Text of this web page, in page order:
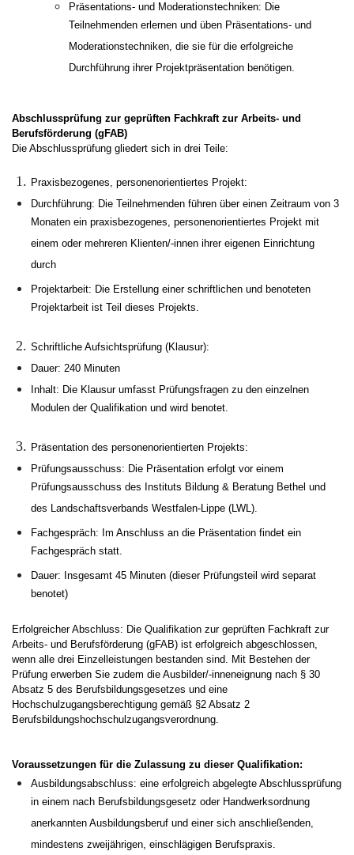
Präsentations- und Moderationstechniken: Die
Teilnehmenden erlernen und üben Präsentations- und
Moderationstechniken, die sie für die erfolgreiche
Durchführung ihrer Projektpräsentation benötigen.
Abschlussprüfung zur geprüften Fachkraft zur Arbeits- und
Berufsförderung (gFAB)
Die Abschlussprüfung gliedert sich in drei Teile:
Praxisbezogenes, personenorientiertes Projekt:
Durchführung: Die Teilnehmenden führen über einen Zeitraum von 3
Monaten ein praxisbezogenes, personenorientiertes Projekt mit
einem oder mehreren Klienten/-innen ihrer eigenen Einrichtung
durch
Projektarbeit: Die Erstellung einer schriftlichen und benoteten
Projektarbeit ist Teil dieses Projekts.
Schriftliche Aufsichtsprüfung (Klausur):
Dauer: 240 Minuten
Inhalt: Die Klausur umfasst Prüfungsfragen zu den einzelnen
Modulen der Qualifikation und wird benotet.
Präsentation des personenorientierten Projekts:
Prüfungsausschuss: Die Präsentation erfolgt vor einem
Prüfungsausschuss des Instituts Bildung & Beratung Bethel und
des Landschaftsverbands Westfalen-Lippe (LWL).
Fachgespräch: Im Anschluss an die Präsentation findet ein
Fachgespräch statt.
Dauer: Insgesamt 45 Minuten (dieser Prüfungsteil wird separat
benotet)
Erfolgreicher Abschluss: Die Qualifikation zur geprüften Fachkraft zur
Arbeits- und Berufsförderung (gFAB) ist erfolgreich abgeschlossen,
wenn alle drei Einzelleistungen bestanden sind. Mit Bestehen der
Prüfung erwerben Sie zudem die Ausbilder/-inneneignung nach § 30
Absatz 5 des Berufsbildungsgesetzes und eine
Hochschulzugangsberechtigung gemäß §2 Absatz 2
Berufsbildungshochschulzugangsverordnung.
Voraussetzungen für die Zulassung zu dieser Qualifikation:
Ausbildungsabschluss: eine erfolgreich abgelegte Abschlussprüfung
in einem nach Berufsbildungsgesetz oder Handwerksordnung
anerkannten Ausbildungsberuf und einer sich anschließenden,
mindestens zweijährigen, einschlägigen Berufspraxis.